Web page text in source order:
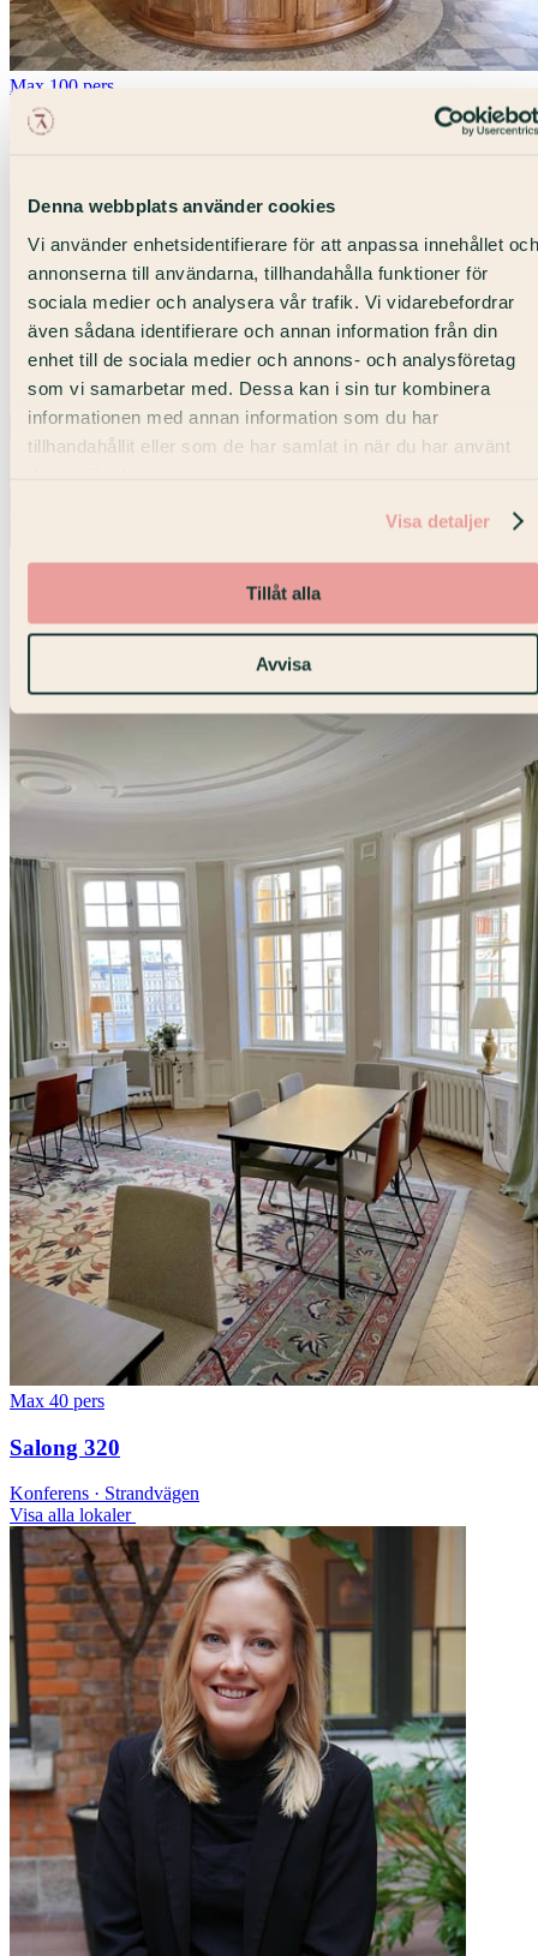
Denna webbplats använder cookies
Vi använder enhetsidentifierare för att anpassa innehållet och
annonserna till användarna, tillhandahålla funktioner för
sociala medier och analysera vår trafik. Vi vidarebefordrar
även sådana identifierare och annan information från din
enhet till de sociala medier och annons- och analysföretag
som vi samarbetar med. Dessa kan i sin tur kombinera
informationen med annan information som du har
tillhandahållit eller som de har samlat in när du har använt
Visa detaljer
Tillåt alla
Avvisa
Max 100 pers
Strandvägen Lounge
Max 80 pers
Max 40 pers
Salong 320
Konferens · Strandvägen
Visa alla lokaler